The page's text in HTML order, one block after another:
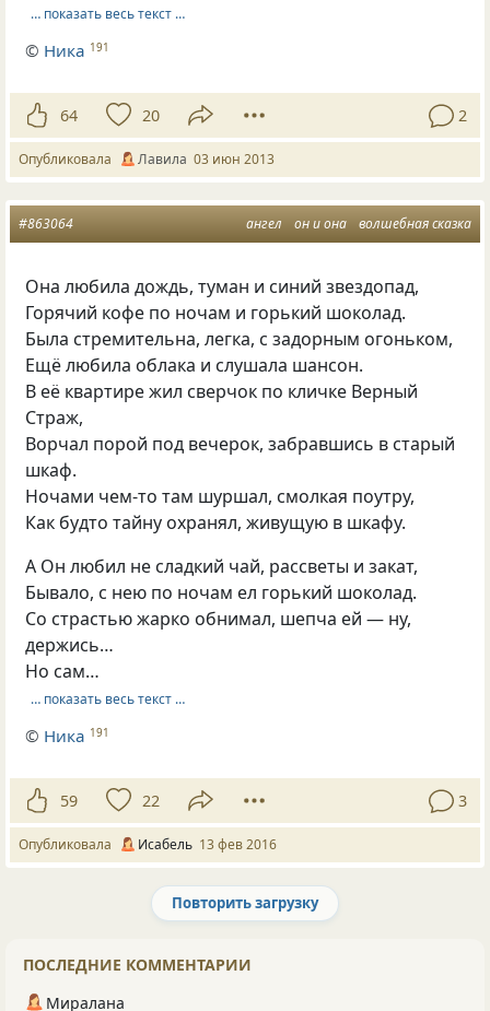
… показать весь текст …
© Ника 191
64 20 2
Опубликовала Лавила 03 июн 2013
ангел он и она волшебная сказка
#863064
Она любила дождь, туман и синий звездопад,
Горячий кофе по ночам и горький шоколад.
Была стремительна, легка, с задорным огоньком,
Ещё любила облака и слушала шансон.
В её квартире жил сверчок по кличке Верный
Страж,
Ворчал порой под вечерок, забравшись в старый
шкаф.
Ночами чем-то там шуршал, смолкая поутру,
Как будто тайну охранял, живущую в шкафу.
А Он любил не сладкий чай, рассветы и закат,
Бывало, с нею по ночам ел горький шоколад.
Со страстью жарко обнимал, шепча ей — ну,
держись…
Но сам…
… показать весь текст …
© Ника 191
59 22 3
Опубликовала Исабель 13 фев 2016
Повторить загрузку
ПОСЛЕДНИЕ КОММЕНТАРИИ
Миралана